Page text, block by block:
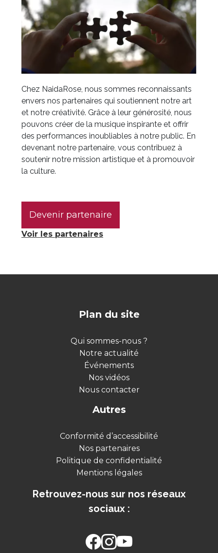
Chez NaidaRose, nous sommes reconnaissants
envers nos partenaires qui soutiennent notre art
et notre créativité. Grâce à leur générosité, nous
pouvons créer de la musique inspirante et offrir
des performances inoubliables à notre public. En
devenant notre partenaire, vous contribuez à
soutenir notre mission artistique et à promouvoir
la culture.
Devenir partenaire
Voir les partenaires
Plan du site
Qui sommes-nous ?
Notre actualité
Événements
Nos vidéos
Nous contacter
Autres
Conformité d’accessibilité
Nos partenaires
Politique de confidentialité
Mentions légales
Retrouvez-nous sur nos réseaux
sociaux :